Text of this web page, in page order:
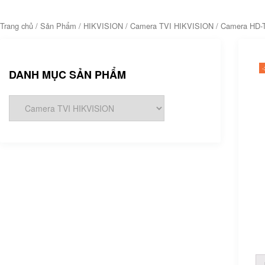
Trang chủ / Sản Phẩm / HIKVISION / Camera TVI HIKVISION / Camera
-
DANH MỤC SẢN PHẨM